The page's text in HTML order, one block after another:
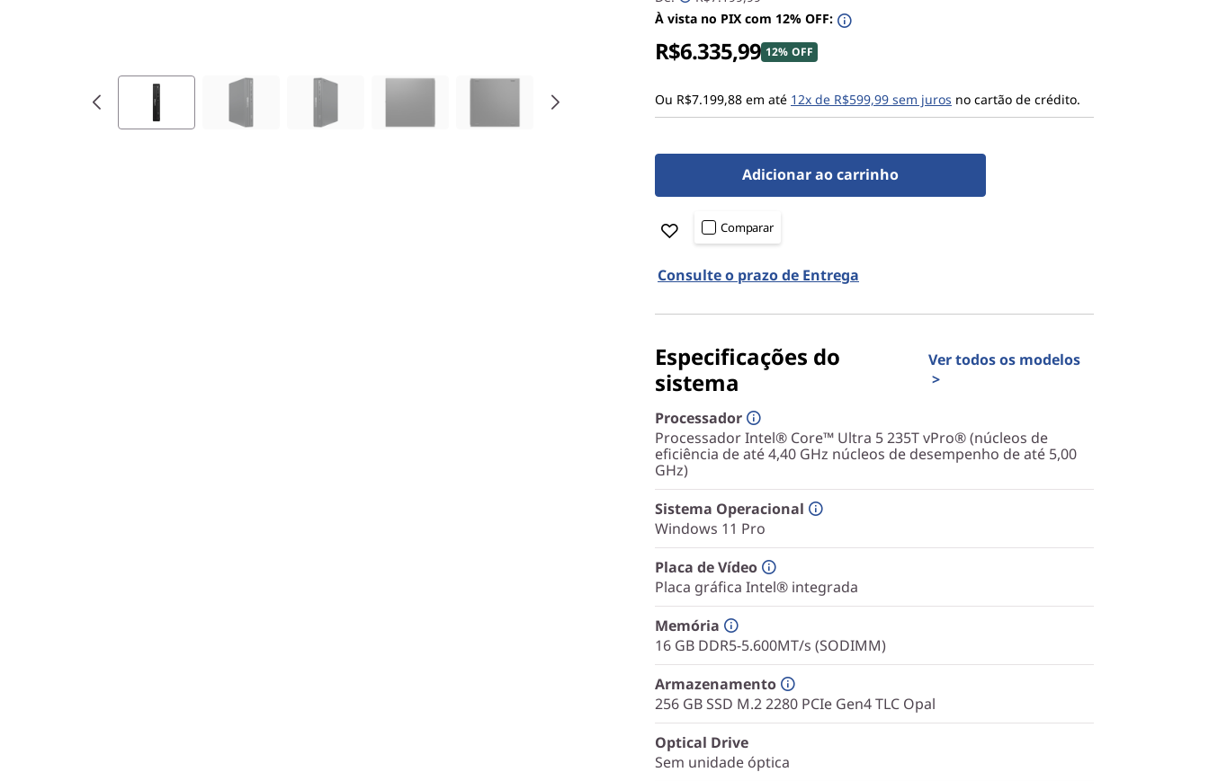
À vista no PIX com 12% OFF:
R$6.335,99 12% OFF
Ou R$7.199,88 em até 12x de R$599,99 sem juros no cartão de crédito.
Adicionar ao carrinho
Comparar
Consulte o prazo de Entrega
Especificações do
sistema
Ver todos os modelos
>
Processador
Processador Intel® Core™ Ultra 5 235T vPro® (núcleos de
eficiência de até 4,40 GHz núcleos de desempenho de até 5,00
GHz)
Sistema Operacional
Windows 11 Pro
Placa de Vídeo
Placa gráfica Intel® integrada
Memória
16 GB DDR5-5.600MT/s (SODIMM)
Armazenamento
256 GB SSD M.2 2280 PCIe Gen4 TLC Opal
Optical Drive
Sem unidade óptica